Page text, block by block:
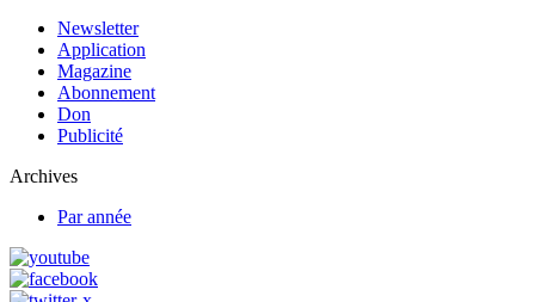
Newsletter
Application
Magazine
Abonnement
Don
Publicité
Archives
Par année